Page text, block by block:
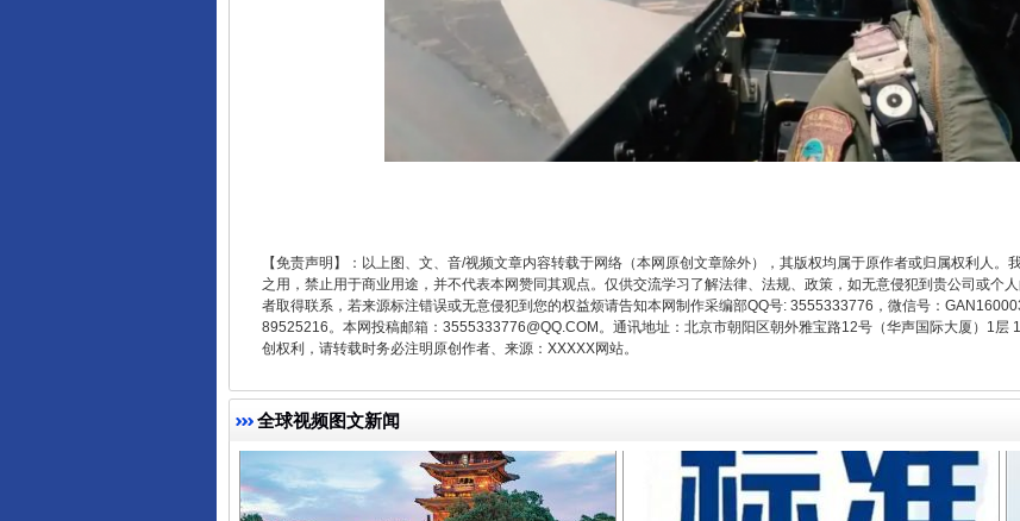
【免责声明】：以上图、文、音/视频文章内容转载于网络（本网原创文章除外），其版权均属于原作者或归属权利人
之用，禁止用于商业用途，并不代表本网赞同其观点。仅供交流学习了解法律、法规、政策，如无意侵犯到贵公司或个
者取得联系，若来源标注错误或无意侵犯到您的权益烦请告知本网制作采编部QQ号: 3555333776，微信号：
89525216。本网投稿邮箱：3555333776@QQ.COM。通讯地址：北京市朝阳区朝外雅宝路12号（华声国际大厦）1层
创权利，请转载时务必注明原创作者、来源：XXXXX网站。
全球视频图文新闻
千年窑火 生生不息 一批国家标准开始实施